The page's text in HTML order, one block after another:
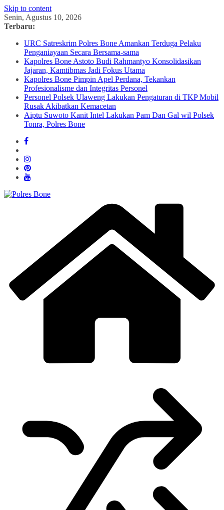
Skip to content
Senin, Agustus 10, 2026
Terbaru:
URC Satreskrim Polres Bone Amankan Terduga Pelaku
Penganiayaan Secara Bersama-sama
Kapolres Bone Astoto Budi Rahmantyo Konsolidasikan
Jajaran, Kamtibmas Jadi Fokus Utama
Kapolres Bone Pimpin Apel Perdana, Tekankan
Profesionalisme dan Integritas Personel
Personel Polsek Ulaweng Lakukan Pengaturan di TKP Mobil
Rusak Akibatkan Kemacetan
Aiptu Suwoto Kanit Intel Lakukan Pam Dan Gal wil Polsek
Tonra, Polres Bone